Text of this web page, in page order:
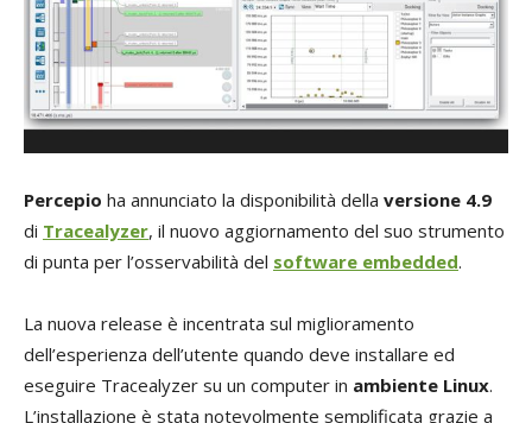
Percepio ha annunciato la disponibilità della versione 4.9
di Tracealyzer, il nuovo aggiornamento del suo strumento
di punta per l’osservabilità del software embedded.
La nuova release è incentrata sul miglioramento
dell’esperienza dell’utente quando deve installare ed
eseguire Tracealyzer su un computer in ambiente Linux.
L’installazione è stata notevolmente semplificata grazie a